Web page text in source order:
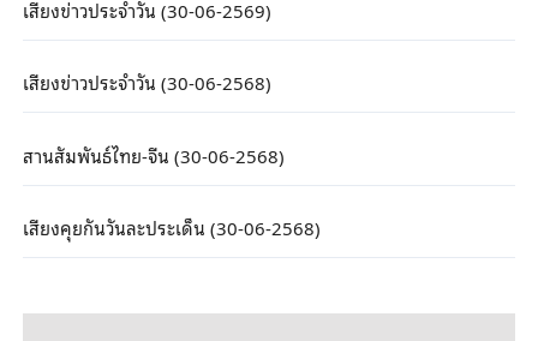
เสียงข่าวประจำวัน (30-06-2569)
เสียงข่าวประจำวัน (30-06-2568)
สานสัมพันธ์ไทย-จีน (30-06-2568)
เสียงคุยกันวันละประเด็น (30-06-2568)